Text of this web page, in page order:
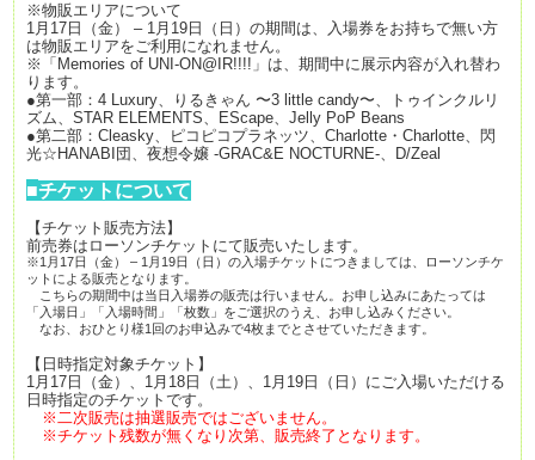
※物販エリアについて
1月17日（金） – 1月19日（日）の期間は、入場券をお持ちで無い方
は物販エリアをご利用になれません。
※「Memories of UNI-ON@IR!!!!」は、期間中に展示内容が入れ替わ
ります。
●第一部：4 Luxury、りるきゃん 〜3 little candy〜、トゥインクルリ
ズム、STAR ELEMENTS、EScape、Jelly PoP Beans
●第二部：Cleasky、ピコピコプラネッツ、Charlotte・Charlotte、閃
光☆HANABI団、夜想令嬢 -GRAC&E NOCTURNE-、D/Zeal
■チケットについて
【チケット販売方法】
前売券はローソンチケットにて販売いたします。
※1月17日（金） – 1月19日（日）の入場チケットにつきましては、ローソンチケ
ットによる販売となります。
こちらの期間中は当日入場券の販売は行いません。お申し込みにあたっては
「入場日」「入場時間」「枚数」をご選択のうえ、お申し込みください。
なお、おひとり様1回のお申込みで4枚までとさせていただきます。
【日時指定対象チケット】
1月17日（金）、1月18日（土）、1月19日（日）にご入場いただける
日時指定のチケットです。
※二次販売は抽選販売ではございません。
※チケット残数が無くなり次第、販売終了となります。